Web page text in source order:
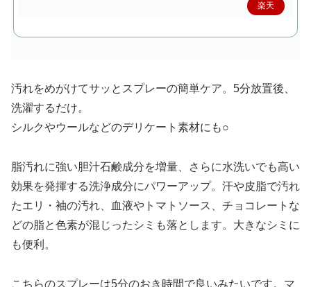
楽天
汚れをめがけてサッとスプレーの簡単ケア。5分放置後、
洗濯するだけ。
シルクやウールなどのデリケート素材にも○
脂汚れに強い胆汁石鹸成分を増量、さらに水洗いでも高い
効果を発揮する洗浄成分にパワーアップ。汗や皮脂で汚れ
たエリ・袖の汚れ、血液やトマトソース、チョコレートな
どの脂と色素が混じったシミも落とします。大きなシミに
も便利。
こちらのスプレーは5分のおき時間で良いみたいです。マ